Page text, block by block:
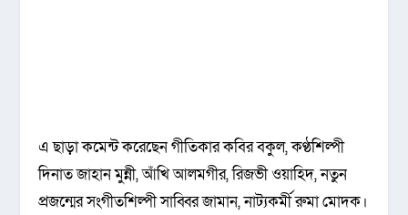
এ ছাড়া কমেন্ট করেছেন গীতিকার কবির বকুল, কণ্ঠশিল্পী
দিনাত জাহান মুন্নী, আঁখি আলমগীর, রিজভী ওয়াহিদ, নতুন
প্রজন্মের সংগীতশিল্পী সাব্বির জামান, নাট্যকর্মী রুমা মোদক।